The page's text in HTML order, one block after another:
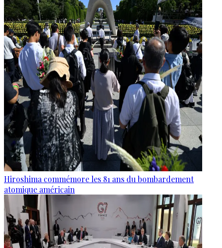
Hiroshima commémore les 81 ans du bombardement
atomique américain